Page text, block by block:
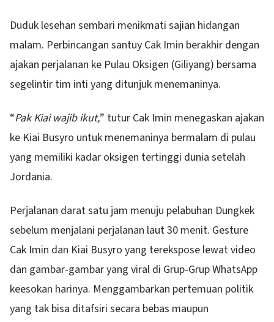
Duduk lesehan sembari menikmati sajian hidangan
malam. Perbincangan santuy Cak Imin berakhir dengan
ajakan perjalanan ke Pulau Oksigen (Giliyang) bersama
segelintir tim inti yang ditunjuk menemaninya.
“Pak Kiai wajib ikut,” tutur Cak Imin menegaskan ajakan
ke Kiai Busyro untuk menemaninya bermalam di pulau
yang memiliki kadar oksigen tertinggi dunia setelah
Jordania.
Perjalanan darat satu jam menuju pelabuhan Dungkek
sebelum menjalani perjalanan laut 30 menit. Gesture
Cak Imin dan Kiai Busyro yang terekspose lewat video
dan gambar-gambar yang viral di Grup-Grup WhatsApp
keesokan harinya. Menggambarkan pertemuan politik
yang tak bisa ditafsiri secara bebas maupun